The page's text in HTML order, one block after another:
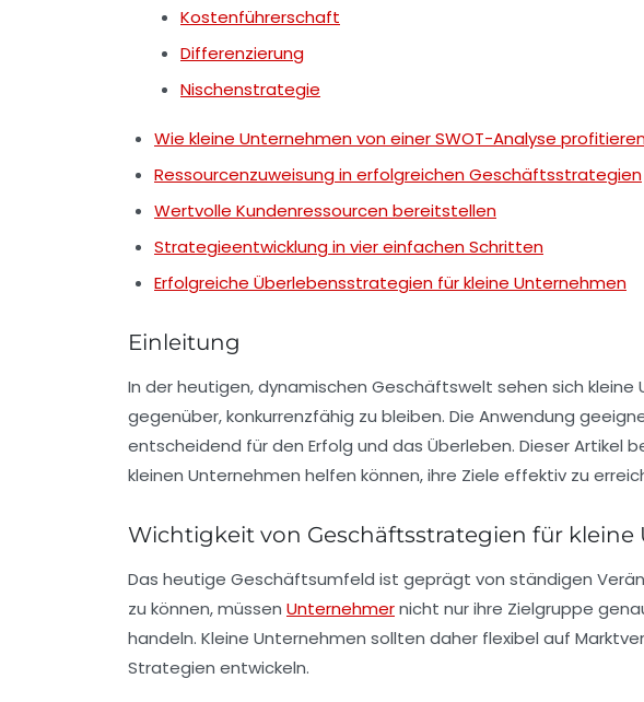
Kostenführerschaft
Differenzierung
Nischenstrategie
Wie kleine Unternehmen von einer SWOT-Analyse
Ressourcenzuweisung in erfolgreichen Geschäftsstrategien
Wertvolle Kundenressourcen bereitstellen
Strategieentwicklung in vier einfachen Schritten
Erfolgreiche Überlebensstrategien für kleine Unternehmen
Einleitung
In der heutigen, dynamischen Geschäftswelt sehen sich
gegenüber, konkurrenzfähig zu bleiben. Die Anwendung
entscheidend für den Erfolg und das Überleben. Dieser Artikel
kleinen Unternehmen helfen können, ihre Ziele effektiv zu
Wichtigkeit von Geschäftsstrategien für
Das heutige Geschäftsumfeld ist geprägt von ständigen
zu können, müssen Unternehmernicht nur ihre Zielgruppe
handeln. Kleine Unternehmen sollten daher flexibel auf
Strategien entwickeln.